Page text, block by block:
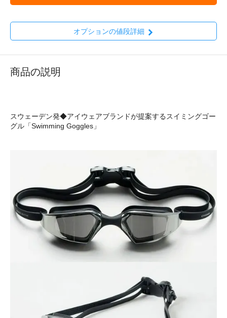
オプションの値段詳細
商品の説明
スウェーデン発◆アイウェアブランドが提案するスイミングゴー
グル「Swimming Goggles」